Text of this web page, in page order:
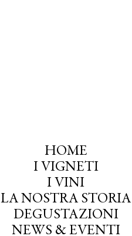
HOME
I VIGNETI
I VINI
LA NOSTRA STORIA
DEGUSTAZIONI
NEWS & EVENTI